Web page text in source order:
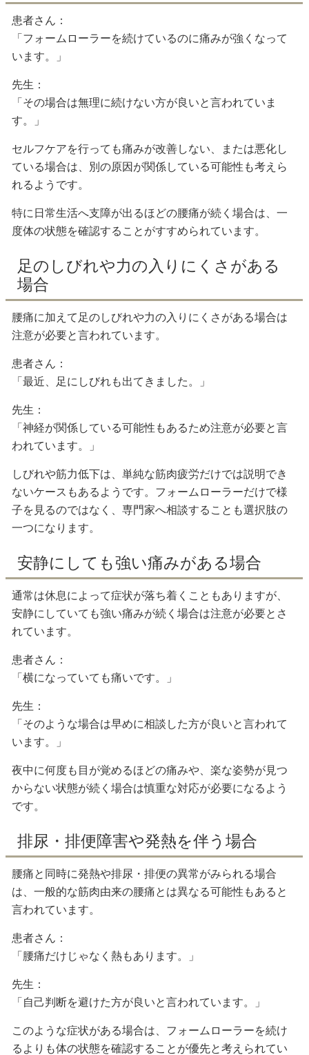
患者さん：
「フォームローラーを続けているのに痛みが強くなって
います。」
先生：
「その場合は無理に続けない方が良いと言われていま
す。」
セルフケアを行っても痛みが改善しない、または悪化し
ている場合は、別の原因が関係している可能性も考えら
れるようです。
特に日常生活へ支障が出るほどの腰痛が続く場合は、一
度体の状態を確認することがすすめられています。
足のしびれや力の入りにくさがある
場合
腰痛に加えて足のしびれや力の入りにくさがある場合は
注意が必要と言われています。
患者さん：
「最近、足にしびれも出てきました。」
先生：
「神経が関係している可能性もあるため注意が必要と言
われています。」
しびれや筋力低下は、単純な筋肉疲労だけでは説明でき
ないケースもあるようです。フォームローラーだけで様
子を見るのではなく、専門家へ相談することも選択肢の
一つになります。
安静にしても強い痛みがある場合
通常は休息によって症状が落ち着くこともありますが、
安静にしていても強い痛みが続く場合は注意が必要とさ
れています。
患者さん：
「横になっていても痛いです。」
先生：
「そのような場合は早めに相談した方が良いと言われて
います。」
夜中に何度も目が覚めるほどの痛みや、楽な姿勢が見つ
からない状態が続く場合は慎重な対応が必要になるよう
です。
排尿・排便障害や発熱を伴う場合
腰痛と同時に発熱や排尿・排便の異常がみられる場合
は、一般的な筋肉由来の腰痛とは異なる可能性もあると
言われています。
患者さん：
「腰痛だけじゃなく熱もあります。」
先生：
「自己判断を避けた方が良いと言われています。」
このような症状がある場合は、フォームローラーを続け
るよりも体の状態を確認することが優先と考えられてい